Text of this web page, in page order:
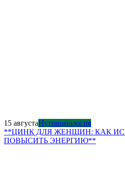
15 августаНутрициология
**ЦИНК ДЛЯ ЖЕНЩИН: КАК
ПОВЫСИТЬ ЭНЕРГИЮ**